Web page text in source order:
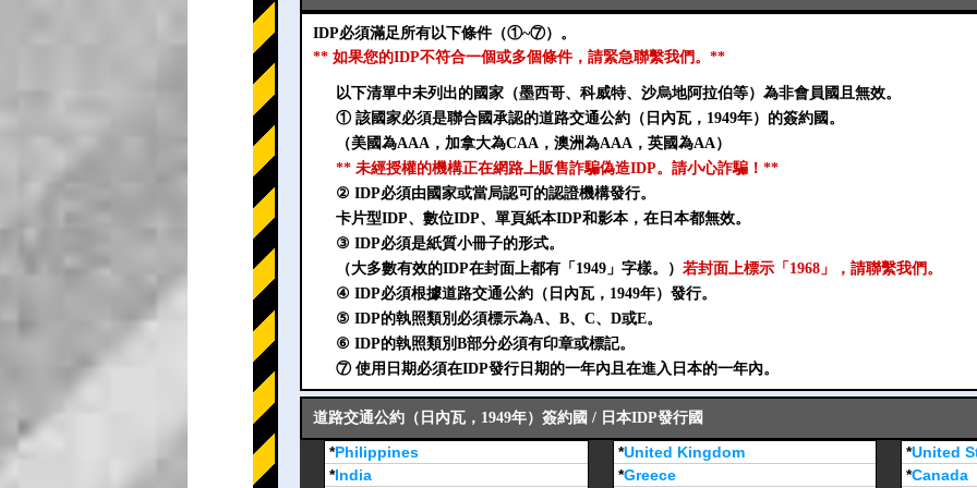
IDP必須滿足所有以下條件（①~⑦）。
** 如果您的IDP不符合一個或多個條件，請緊急聯繫我們。**
以下清單中未列出的國家（墨西哥、科威特、沙烏地阿拉伯等）為非會員國且無效。
① 該國家必須是聯合國承認的道路交通公約（日內瓦，1949年）的簽約國。
（美國為AAA，加拿大為CAA，澳洲為AAA，英國為AA）
** 未經授權的機構正在網路上販售詐騙偽造IDP。請小心詐騙！**
② IDP必須由國家或當局認可的認證機構發行。
卡片型IDP、數位IDP、單頁紙本IDP和影本，在日本都無效。
③ IDP必須是紙質小冊子的形式。
（大多數有效的IDP在封面上都有「1949」字樣。） 若封面上標示「1968」，請聯繫我們。
④ IDP必須根據道路交通公約（日內瓦，1949年）發行。
⑤ IDP的執照類別必須標示為A、B、C、D或E。
⑥ IDP的執照類別B部分必須有印章或標記。
⑦ 使用日期必須在IDP發行日期的一年內且在進入日本的一年內。
道路交通公約（日內瓦，1949年）簽約國 / 日本IDP發行國
*Philippines
*India
*United Kingdom
*Greece
*United
*Canada